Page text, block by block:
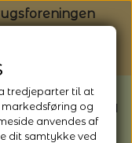
fra
tredjeparter til at
og
anvendes af
dit samtykke ved